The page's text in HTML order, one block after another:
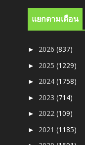
แยกตามเดือน
► 2026(837)
► 2025(1229)
► 2024(1758)
► 2023(714)
► 2022(109)
► 2021(1185)